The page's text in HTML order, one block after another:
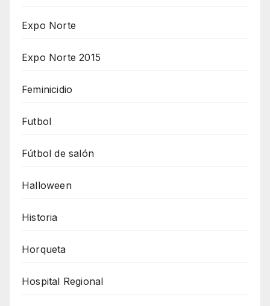
Expo Norte
Expo Norte 2015
Feminicidio
Futbol
Fútbol de salón
Halloween
Historia
Horqueta
Hospital Regional